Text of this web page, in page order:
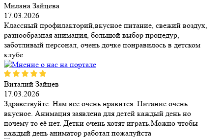
Милана Зайцева
17.03.2026
Классный профилакторий,вкусное питание, свежий воздух,
разнообразная анимация, большой выбор процедур,
заботливый персонал, очень дочке понравилось в детском
клубе
Виталий Зайцев
17.03.2026
Здравствуйте. Нам все очень нравится. Питание очень
вкусное. Анимация заявлена для детей каждый день но
почему то её нет. Детки очень хотят играть.Можно чтобы
каждый день аниматор работал пожалуйста